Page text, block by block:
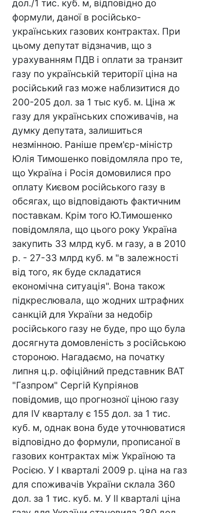
дол./1 тис. куб. м, відповідно до
формули, даної в російсько-
українських газових контрактах. При
цьому депутат відзначив, що з
урахуванням ПДВ і оплати за транзит
газу по українській території ціна на
російський газ може наблизитися до
200-205 дол. за 1 тыс куб. м. Ціна ж
газу для українських споживачів, на
думку депутата, залишиться
незмінною. Раніше прем'єр-міністр
Юлія Тимошенко повідомляла про те,
що Україна і Росія домовилися про
оплату Києвом російського газу в
обсягах, що відповідають фактичним
поставкам. Крім того Ю.Тимошенко
повідомляла, що цього року Україна
закупить 33 млрд куб. м газу, а в 2010
р. - 27-33 млрд куб. м "в залежності
від того, як буде складатися
економічна ситуація". Вона також
підкреслювала, що жодних штрафних
санкцій для України за недобір
російського газу не буде, про що була
досягнута домовленість з російською
стороною. Нагадаємо, на початку
липня ц.р. офіційний представник ВАТ
"Газпром" Сергій Купріянов
повідомив, що прогнозної ціною газу
для IV кварталу є 155 дол. за 1 тис.
куб. м, однак вона буде уточнюватися
відповідно до формули, прописаної в
газових контрактах між Україною та
Росією. У I кварталі 2009 р. ціна на газ
для споживачів України склала 360
дол. за 1 тис. куб. м. У II кварталі ціна